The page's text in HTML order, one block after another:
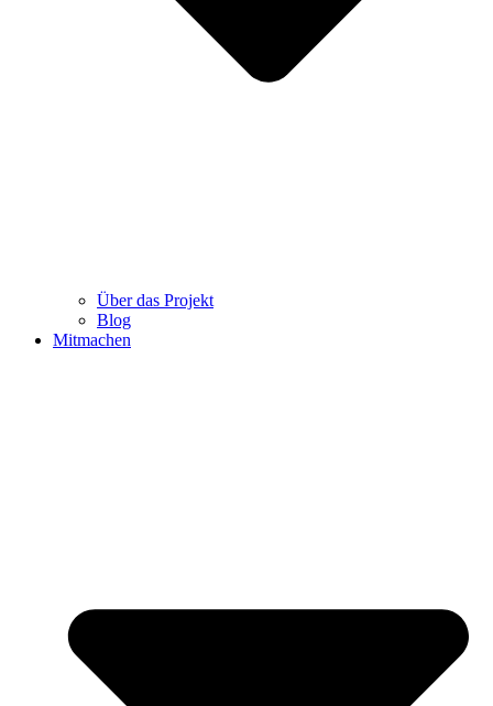
Über das Projekt
Blog
Mitmachen